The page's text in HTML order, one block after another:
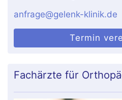
anfrage@gelenk-klinik.de
Termin
Fachärzte für